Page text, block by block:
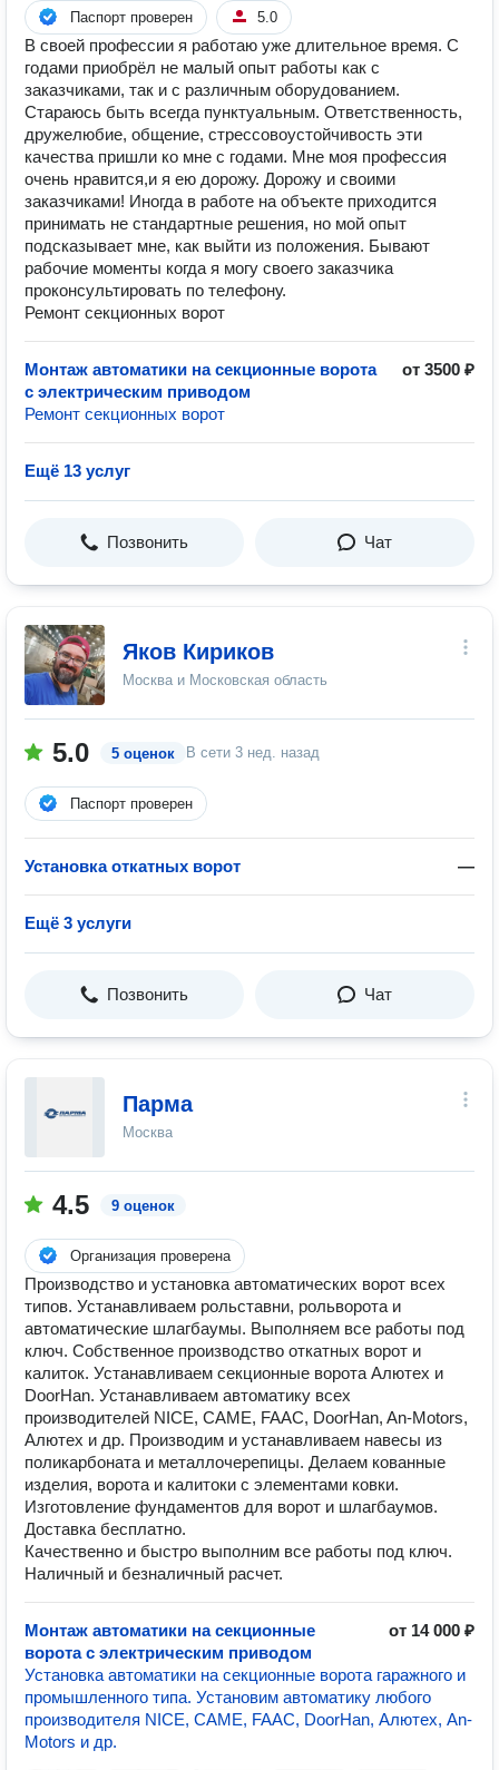
Паспорт проверен 5.0
В своей профессии я работаю уже длительное время. С
годами приобрёл не малый опыт работы как с
заказчиками, так и с различным оборудованием.
Стараюсь быть всегда пунктуальным. Ответственность,
дружелюбие, общение, стрессовоустойчивость эти
качества пришли ко мне с годами. Мне моя профессия
очень нравится,и я ею дорожу. Дорожу и своими
заказчиками! Иногда в работе на объекте приходится
принимать не стандартные решения, но мой опыт
подсказывает мне, как выйти из положения. Бывают
рабочие моменты когда я могу своего заказчика
проконсультировать по телефону.
Ремонт секционных ворот
Монтаж автоматики на секционные ворота
с электрическим приводом
от 3500 ₽
Ремонт секционных ворот
Ещё 13 услуг
Позвонить Чат
Яков Кириков
Москва и Московская область
5.0 5 оценок В сети 3 нед. назад
Паспорт проверен
Установка откатных ворот —
Ещё 3 услуги
Позвонить Чат
Парма
Москва
4.5 9 оценок
Организация проверена
Производство и установка автоматических ворот всех
типов. Устанавливаем рольставни, рольворота и
автоматические шлагбаумы. Выполняем все работы под
ключ. Собственное производство откатных ворот и
калиток. Устанавливаем секционные ворота Алютех и
DoorHan. Устанавливаем автоматику всех
производителей NICE, CAME, FAAC, DoorHan, An-Motors,
Алютех и др. Производим и устанавливаем навесы из
поликарбоната и металлочерепицы. Делаем кованные
изделия, ворота и калитоки с элементами ковки.
Изготовление фундаментов для ворот и шлагбаумов.
Доставка бесплатно.
Качественно и быстро выполним все работы под ключ.
Наличный и безналичный расчет.
Монтаж автоматики на секционные
ворота с электрическим приводом
от 14 000 ₽
Установка автоматики на секционные ворота гаражного и
промышленного типа. Установим автоматику любого
производителя NICE, CAME, FAAC, DoorHan, Алютех, An-
Motors и др.